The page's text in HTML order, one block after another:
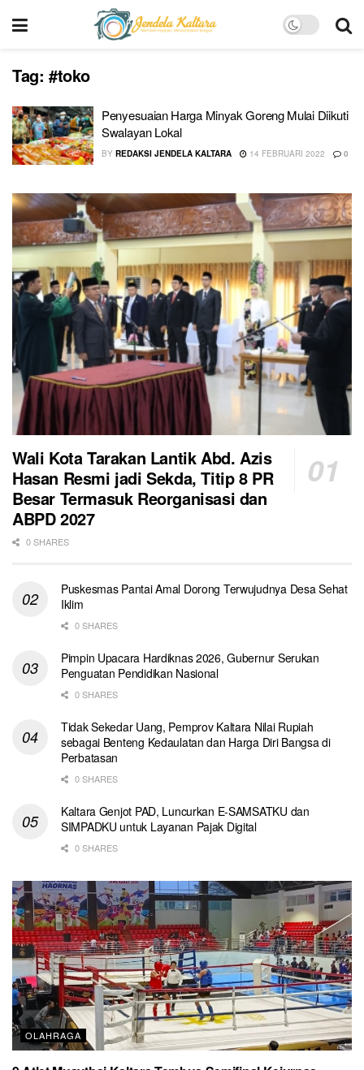
Tag: #toko
Penyesuaian Harga Minyak Goreng Mulai Diikuti
Swalayan Lokal
BY REDAKSI JENDELA KALTARA 14 FEBRUARI 2022 0
Wali Kota Tarakan Lantik Abd. Azis
Hasan Resmi jadi Sekda, Titip 8 PR
Besar Termasuk Reorganisasi dan
ABPD 2027
0 SHARES
Puskesmas Pantai Amal Dorong Terwujudnya Desa Sehat
Iklim
0 SHARES
Pimpin Upacara Hardiknas 2026, Gubernur Serukan
Penguatan Pendidikan Nasional
0 SHARES
Tidak Sekedar Uang, Pemprov Kaltara Nilai Rupiah
sebagai Benteng Kedaulatan dan Harga Diri Bangsa di
Perbatasan
0 SHARES
Kaltara Genjot PAD, Luncurkan E-SAMSATKU dan
SIMPADKU untuk Layanan Pajak Digital
0 SHARES
OLAHRAGA